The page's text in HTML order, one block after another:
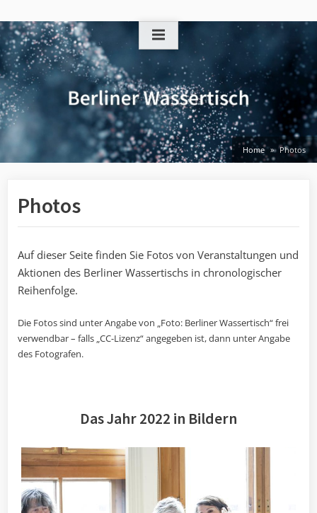
to
content
Home Photos
Photos
Auf dieser Seite finden Sie Fotos von Veranstaltungen und
Aktionen des Berliner Wassertischs in chronologischer
Reihenfolge.
Die Fotos sind unter Angabe von „Foto: Berliner Wassertisch“ frei
verwendbar – falls „CC-Lizenz“ angegeben ist, dann unter Angabe
des Fotografen.
Das Jahr 2022 in Bildern